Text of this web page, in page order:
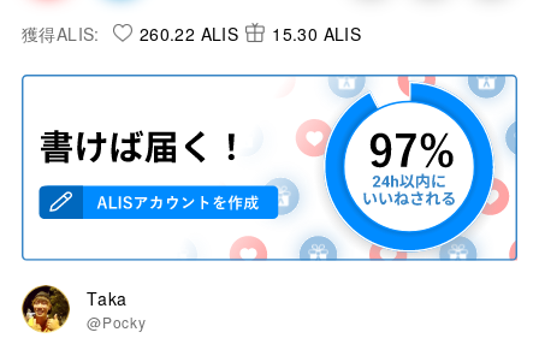
獲得ALIS: 260.22 ALIS 15.30 ALIS
Taka
@Pocky